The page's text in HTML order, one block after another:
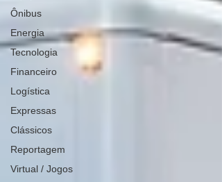
Ônibus
Energia
Tecnologia
Financeiro
Logística
Expressas
Clássicos
Reportagem
Virtual / Jogos